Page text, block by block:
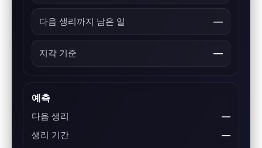
다음 생리까지 남은 일 —
지각 기준 —
예측
다음 생리
—
생리 기간
—